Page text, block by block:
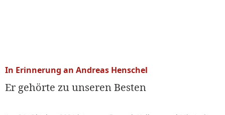
In Erinnerung an Andreas Henschel
Er gehörte zu unseren Besten